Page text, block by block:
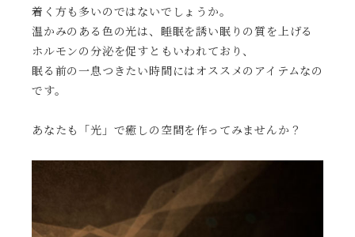
着く方も多いのではないでしょうか。
温かみのある色の光は、睡眠を誘い眠りの質を上げる
ホルモンの分泌を促すともいわれており、
眠る前の一息つきたい時間にはオススメのアイテムなの
です。
あなたも「光」で癒しの空間を作ってみませんか？